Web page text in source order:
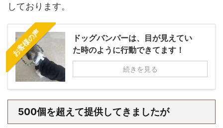
しております。
お客様の声
ドッグバンパーは、目が見えてい
た時のように行動できてます！
続きを見る
500個を超えて提供してきましたが